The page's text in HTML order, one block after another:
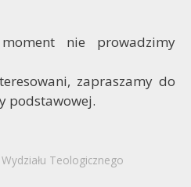
nie prowadzimy
zapraszamy do
podstawowej.
Teologicznego